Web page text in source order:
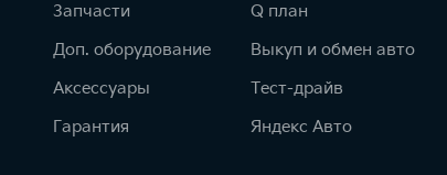
Запчасти
Доп. оборудование
Аксессуары
Гарантия
Q план
Выкуп и обмен авто
Тест-драйв
Яндекс Авто